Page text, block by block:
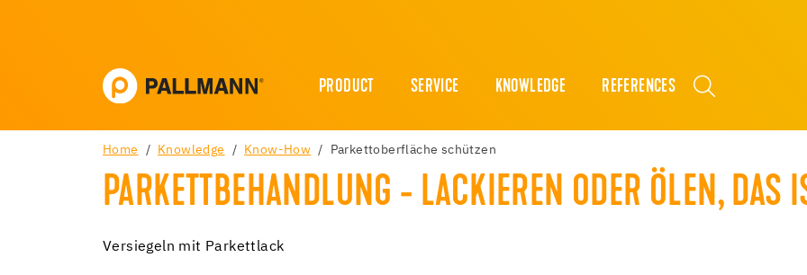
PRODUCT SERVICE KNOWLEDGE REFERENCES
Home Knowledge Know-How Parkettoberfläche schützen
PARKETTBEHANDLUNG - LACKIEREN ODER ÖLEN, DAS
Versiegeln mit Parkettlack